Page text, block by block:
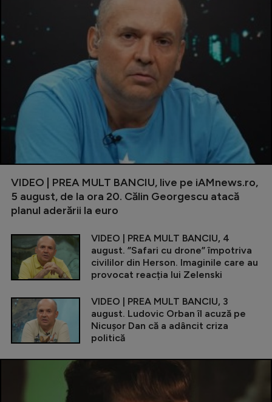
VIDEO | PREA MULT BANCIU, live pe iAMnews.ro,
5 august, de la ora 20. Călin Georgescu atacă
planul aderării la euro
VIDEO | PREA MULT BANCIU, 4
august. ”Safari cu drone” împotriva
civililor din Herson. Imaginile care au
provocat reacția lui Zelenski
VIDEO | PREA MULT BANCIU, 3
august. Ludovic Orban îl acuză pe
Nicușor Dan că a adâncit criza
politică